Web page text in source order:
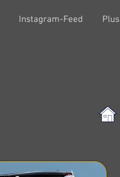
Instagram-Feed Plus